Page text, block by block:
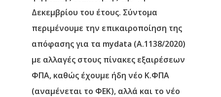
Δεκεμβρίου του έτους. Σύντομα
περιμένουμε την επικαιροποίηση της
απόφασης για τα mydata (Α.1138/2020)
με αλλαγές στους πίνακες εξαιρέσεων
ΦΠΑ, καθώς έχουμε ήδη νέο Κ.ΦΠΑ
(αναμένεται το ΦΕΚ), αλλά και το νέο